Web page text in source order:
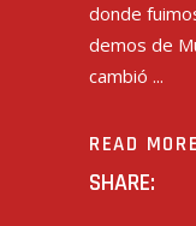
donde
demos de
cambió
READ MORE
SHARE: